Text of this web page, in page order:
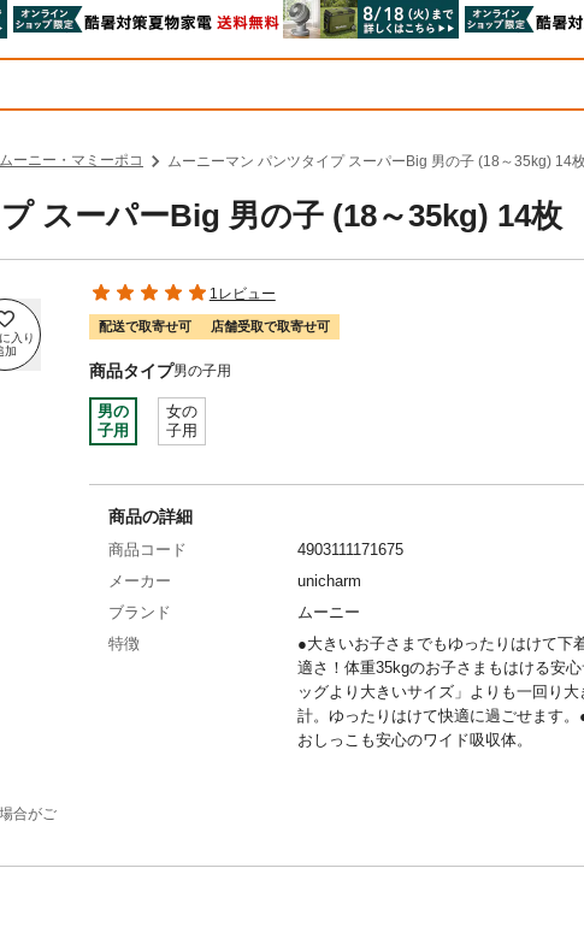
ムーニー・マミーポコ ムーニーマン パンツタイプ スーパーBig 男の子 (18～35kg) 14枚
スーパーBig 男の子 (18～35kg) 14枚
合がご
1レビュー
配送で取寄せ可 店舗受取で取寄せ可
商品タイプ男の子用
男の
子用
女の
子用
商品の詳細
商品コード
4903111171675
メーカー
unicharm
ブランド
ムーニー
特徴
●大きいお子さまでもゆったりはけて下
適さ！体重35kgのお子さまもはける安
ッグより大きいサイズ」よりも一回り
計。ゆったりはけて快適に過ごせます
おしっこも安心のワイド吸収体。